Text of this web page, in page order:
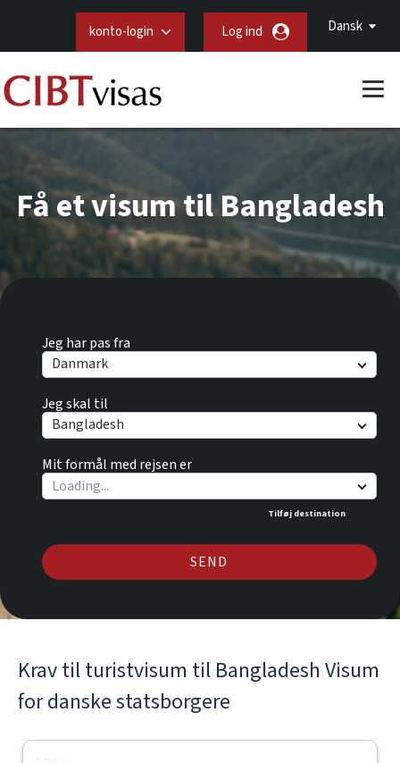
Dansk
konto-login Log ind
Jeg har pas fra
Danmark
Jeg skal til
Bangladesh
Mit formål med rejsen er
Tilføj destination
SEND
Få et visum til Bangladesh
Krav til turistvisum til Bangladesh Visum
for danske statsborgere